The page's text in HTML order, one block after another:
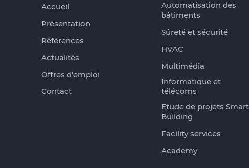
Accueil
Présentation
Références
Actualités
Offres d’emploi
Contact
Automatisation des
bâtiments
Sûreté et sécurité
HVAC
Multimédia
Informatique et
télécoms
Etude de projets Smart
Building
Facility services
Academy